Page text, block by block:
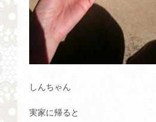
しんちゃん
実家に帰ると